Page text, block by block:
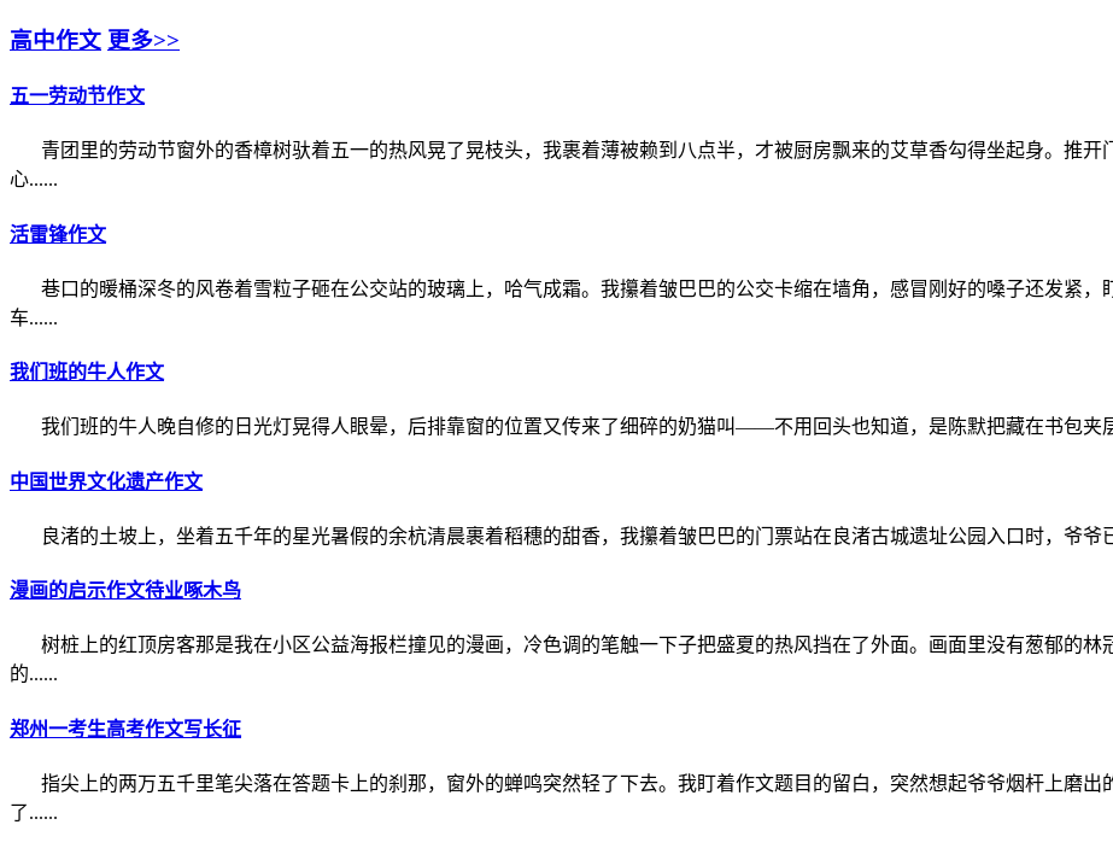
高中作文 更多>>
五一劳动节作文
青团里的劳动节窗外的香樟树驮着五一的热风晃了晃枝头，我裹着薄被赖到八点半，才被厨房飘来的艾草香勾得坐起身。推
心......
活雷锋作文
巷口的暖桶深冬的风卷着雪粒子砸在公交站的玻璃上，哈气成霜。我攥着皱巴巴的公交卡缩在墙角，感冒刚好的嗓子还发紧
车......
我们班的牛人作文
我们班的牛人晚自修的日光灯晃得人眼晕，后排靠窗的位置又传来了细碎的奶猫叫——不用回头也知道，是陈默把藏在书包夹
中国世界文化遗产作文
良渚的土坡上，坐着五千年的星光暑假的余杭清晨裹着稻穗的甜香，我攥着皱巴巴的门票站在良渚古城遗址公园入口时，爷爷
漫画的启示作文待业啄木鸟
树桩上的红顶房客那是我在小区公益海报栏撞见的漫画，冷色调的笔触一下子把盛夏的热风挡在了外面。画面里没有葱郁的
的......
郑州一考生高考作文写长征
指尖上的两万五千里笔尖落在答题卡上的刹那，窗外的蝉鸣突然轻了下去。我盯着作文题目的留白，突然想起爷爷烟杆上磨
了......